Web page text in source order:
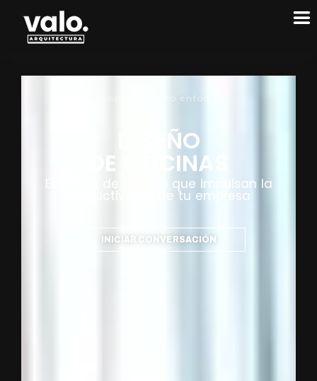
Conoce nuestro enfoque
DISEÑO
DE OFICINAS
Espacios de trabajo que impulsan la
productividad de tu empresa
INICIAR CONVERSACIÓN